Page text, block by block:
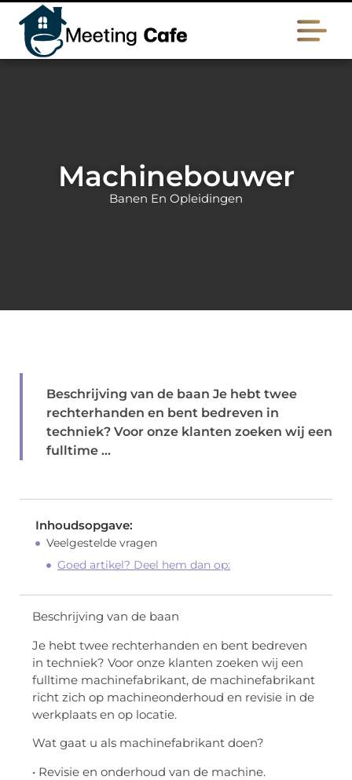
Machinebouwer
Banen En Opleidingen
Beschrijving van de baan Je hebt twee
rechterhanden en bent bedreven in
techniek? Voor onze klanten zoeken wij een
fulltime ...
Inhoudsopgave:
Veelgestelde vragen
Goed artikel? Deel hem dan op:
Beschrijving van de baan
Je hebt twee rechterhanden en bent bedreven
in techniek? Voor onze klanten zoeken wij een
fulltime machinefabrikant, de machinefabrikant
richt zich op machineonderhoud en revisie in de
werkplaats en op locatie.
Wat gaat u als machinefabrikant doen?
• Revisie en onderhoud van de machine.